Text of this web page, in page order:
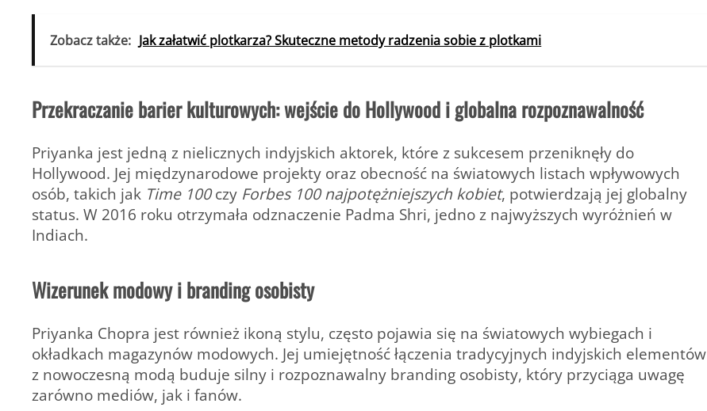
Zobacz także: Jak załatwić plotkarza? Skuteczne metody radzenia sobie z plotkami
Przekraczanie barier kulturowych: wejście do Hollywood i globalna rozpoznawalność
Priyanka jest jedną z nielicznych indyjskich aktorek, które z sukcesem przeniknęły do
Hollywood. Jej międzynarodowe projekty oraz obecność na światowych listach wpływowych
osób, takich jak Time 100czy Forbes 100 najpotężniejszych kobiet, potwierdzają jej globalny
status. W 2016 roku otrzymała odznaczenie Padma Shri, jedno z najwyższych wyróżnień w
Indiach.
Wizerunek modowy i branding osobisty
Priyanka Chopra jest również ikoną stylu, często pojawia się na światowych wybiegach i
okładkach magazynów modowych. Jej umiejętność łączenia tradycyjnych indyjskich elementów
z nowoczesną modą buduje silny i rozpoznawalny branding osobisty, który przyciąga uwagę
zarówno mediów, jak i fanów.